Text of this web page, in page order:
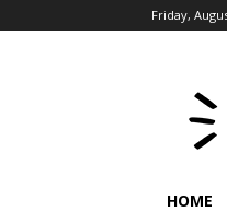
Friday,
HOME